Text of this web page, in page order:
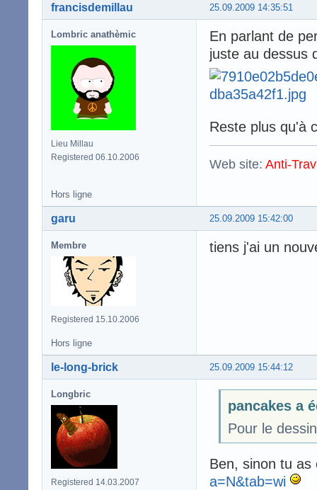
25.09.2009 14:35:51
francisdemillau
Lombric anathèmic
Lieu Millau
Registered 06.10.2006
En parlant de
juste au dessus
Reste plus qu'à
Web site: Anti-
Hors ligne
25.09.2009 15:42:00
garu
Membre
Registered 15.10.2006
tiens j'ai un
Hors ligne
25.09.2009 15:44:12
le-long-brick
Longbric
Registered 14.03.2007
pancakes a
Pour le
Ben, sinon tu
a=N&tab=wi